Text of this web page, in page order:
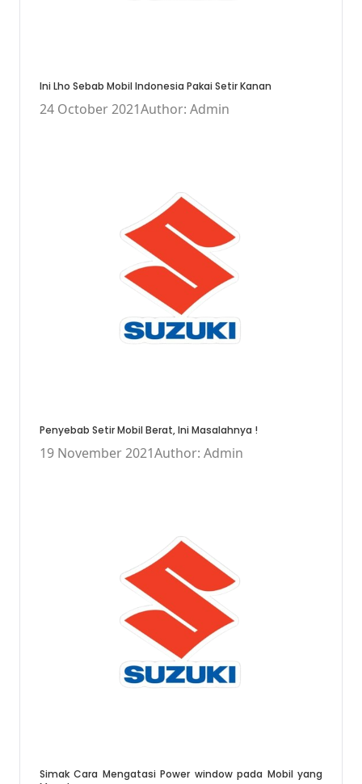
Ini Lho Sebab Mobil Indonesia Pakai Setir Kanan
24 October 2021Author: Admin
Penyebab Setir Mobil Berat, Ini Masalahnya !
19 November 2021Author: Admin
Simak Cara Mengatasi Power window pada Mobil yang